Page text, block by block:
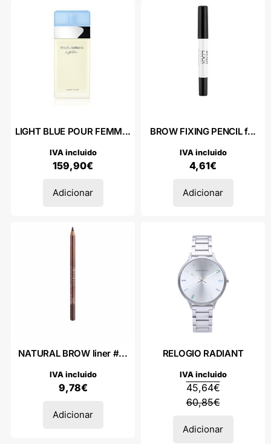
LIGHT BLUE POUR FEMM...
159,90€
IVA incluido
Adicionar
BROW FIXING PENCIL f...
4,61€
IVA incluido
Adicionar
NATURAL BROW liner #...
9,78€
IVA incluido
Adicionar
RELOGIO RADIANT
60,85€
45,64€
IVA incluido
Adicionar